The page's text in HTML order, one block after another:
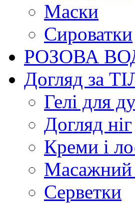
Маски
Сироватки
РОЗОВА
Догляд за
Гелі для
Догляд ніг
Креми і
Масажний
Серветки